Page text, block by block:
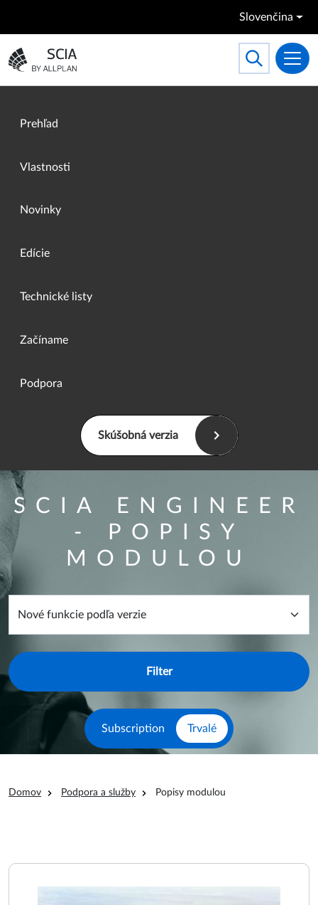
Slovenčina
Prejsť na domovskú stránku
Toggle
Search
Prehľad
Vlastnosti
Novinky
Edície
Technické listy
Začíname
Podpora
Skúšobná verzia
SCIA ENGINEER
- POPISY
MODULOU
Overview filter form
Subscription Trvalé
Omrvinka
Domov Podpora a služby Popisy modulou